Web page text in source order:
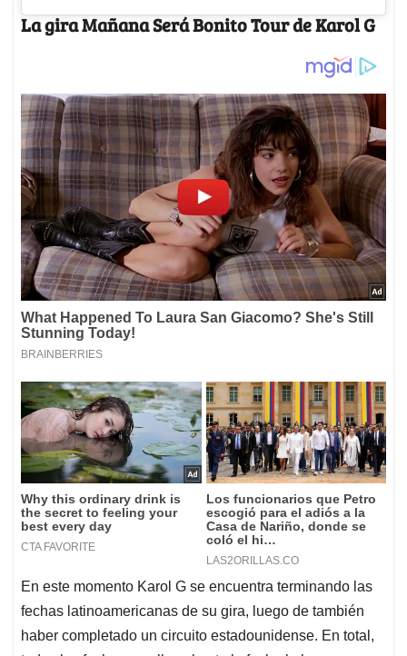
La gira Mañana Será Bonito Tour de Karol G
En este momento Karol G se encuentra terminando las
fechas latinoamericanas de su gira, luego de también
haber completado un circuito estadounidense. En total,